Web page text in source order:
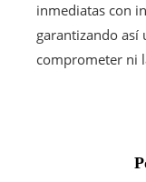
inmediatas con
garantizando
comprometer ni